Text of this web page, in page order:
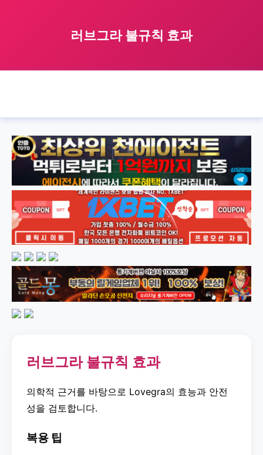
러브그라 불규칙 효과
러브그라 불규칙 효과
의학적 근거를 바탕으로 Lovegra의 효능과 안전
성을 검토합니다.
복용 팁